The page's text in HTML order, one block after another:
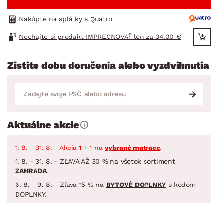
Nakúpte na splátky s Quatro
Nechajte si produkt IMPREGNOVAŤ len za 34.00 €
Zistite dobu doručenia alebo vyzdvihnutia
Aktuálne akcie
1. 8. - 31. 8. - Akcia 1 + 1 na vybrané matrace.
1. 8. - 31. 8. - ZĽAVA AŽ 30 % na všetok sortiment
ZAHRADA.
6. 8. - 9. 8. - Zľava 15 % na BYTOVÉ DOPLNKY s kódom
DOPLNKY.